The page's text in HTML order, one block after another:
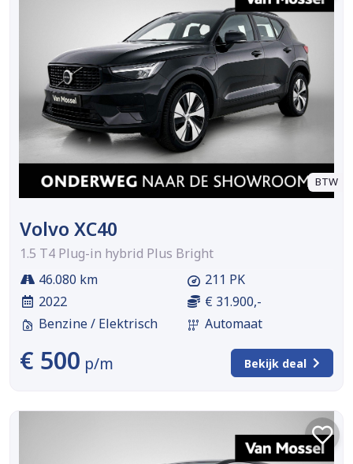
BTW
Volvo XC40
1.5 T4 Plug-in hybrid Plus Bright
46.080 km
2022
Benzine / Elektrisch
211 PK
€ 31.900,-
Automaat
€ 500 p/m Bekijk deal